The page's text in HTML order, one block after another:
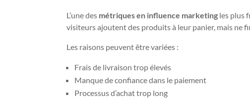
L’une des métriques en influence marketing les plus
visiteurs ajoutent des produits à leur panier, mais ne
Les raisons peuvent être variées :
Frais de livraison trop élevés
Manque de confiance dans le paiement
Processus d’achat trop long